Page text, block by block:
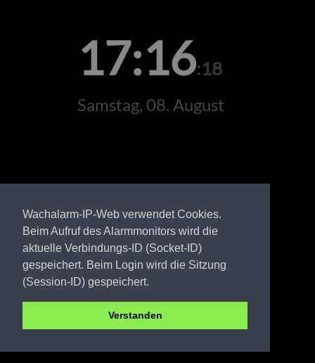
Wachalarm-IP-Web verwendet Cookies.
Beim Aufruf des Alarmmonitors wird die
aktuelle Verbindungs-ID (Socket-ID)
gespeichert. Beim Login wird die Sitzung
(Session-ID) gespeichert.
Verstanden
17:16:18
Samstag, 08. August
LDS FW Gehren